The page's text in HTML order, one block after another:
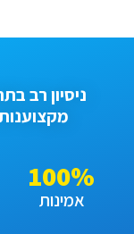
ניסיון רב
אמינות
%
100